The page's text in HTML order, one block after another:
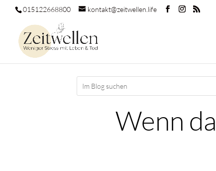
015122668800 kontakt@zeitwellen.life
Wenn